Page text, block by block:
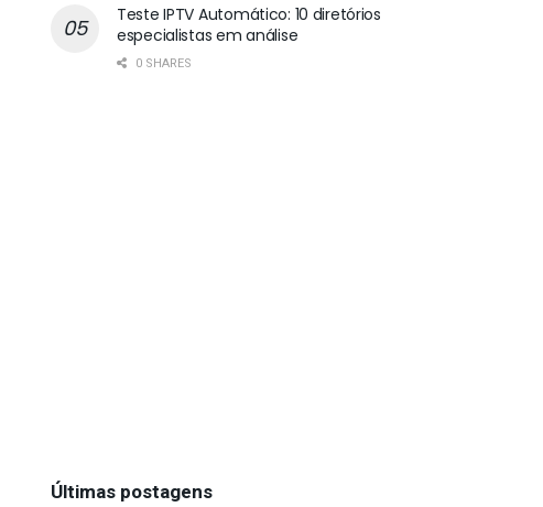
Teste IPTV Automático: 10 diretórios
especialistas em análise
0 SHARES
Últimas postagens